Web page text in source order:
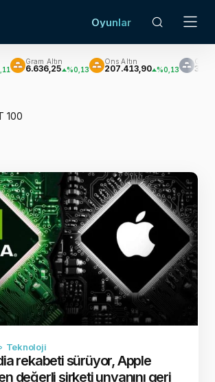
Oyunlar
Ons Altın
207.413,90 %0,13
Gümüş
3.063,98 %1,01
Brent
100
Teknoloji
rekabeti sürüyor, Apple
değerli şirketi unvanını geri